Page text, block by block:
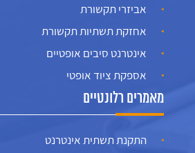
אביזרי תקשורת
אחזקת תשתיות תקשורת
אינטרנט סיבים אופטיים
אספקת ציוד אופטי
מאמרים רלונטיים
התקנת תשתית אינטרנט